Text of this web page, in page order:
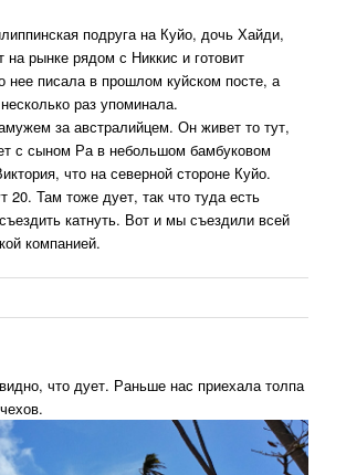
подруга на Куйо, дочь Хайди,
на рынке рядом с Никкис и готовит
нее писала в прошлом куйском посте, а
раз упоминала.
за австралийцем. Он живет то тут,
с сыном Ра в небольшом бамбуковом
что на северной стороне Куйо.
20. Там тоже дует, так что туда есть
катнуть. Вот и мы съездили всей
компанией.
что дует. Раньше нас приехала толпа